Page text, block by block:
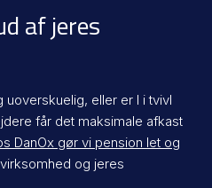
af jeres
eller er I i tvivl
får det maksimale afkast
DanOx gør vi pension let og
og jeres